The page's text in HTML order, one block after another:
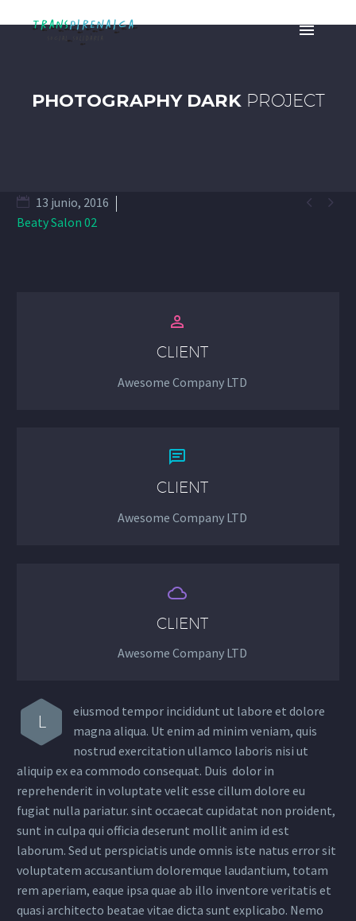
PHOTOGRAPHY DARK PROJECT
 
13 junio, 2016
Beaty Salon 02


CLIENT
Awesome Company LTD


CLIENT
Awesome Company LTD


CLIENT
Awesome Company LTD
L
eiusmod tempor incididunt ut labore et dolore
magna aliqua. Ut enim ad minim veniam, quis
nostrud exercitation ullamco laboris nisi ut
aliquip ex ea commodo consequat. Duis dolor in
reprehenderit in voluptate velit esse cillum dolore eu
fugiat nulla pariatur. sint occaecat cupidatat non proident,
sunt in culpa qui officia deserunt mollit anim id est
laborum. Sed ut perspiciatis unde omnis iste natus error sit
voluptatem accusantium doloremque laudantium, totam
rem aperiam, eaque ipsa quae ab illo inventore veritatis et
quasi architecto beatae vitae dicta sunt explicabo. Nemo